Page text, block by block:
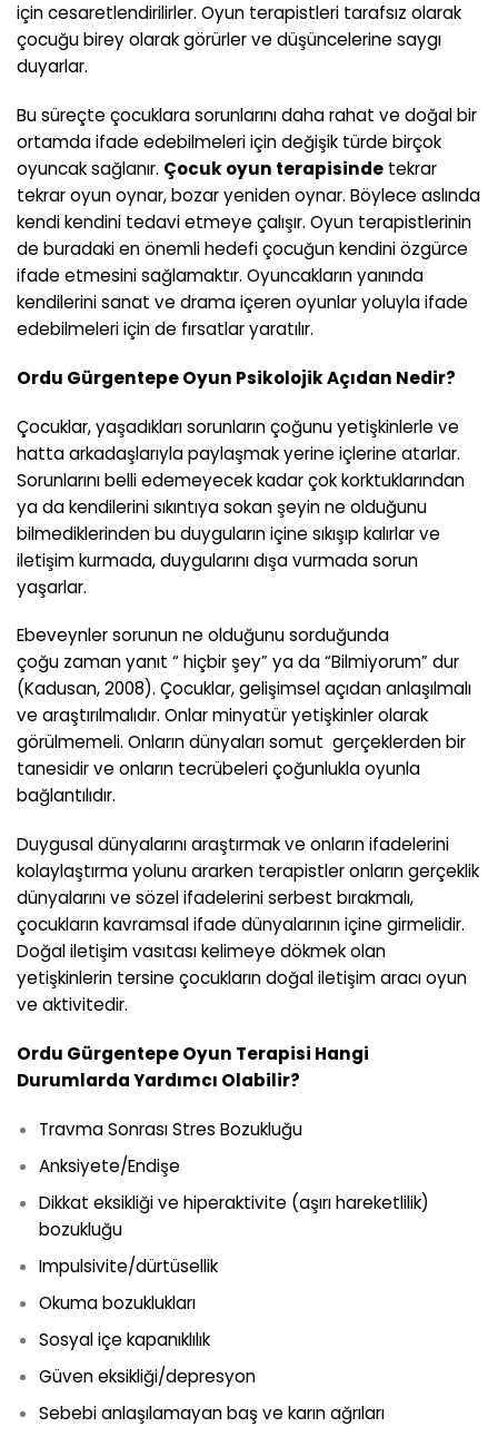
için cesaretlendirilirler. Oyun terapistleri tarafsız olarak
çocuğu birey olarak görürler ve düşüncelerine saygı
duyarlar.
Bu süreçte çocuklara sorunlarını daha rahat ve doğal bir
ortamda ifade edebilmeleri için değişik türde birçok
oyuncak sağlanır. Çocuk oyun terapisinde tekrar
tekrar oyun oynar, bozar yeniden oynar. Böylece aslında
kendi kendini tedavi etmeye çalışır. Oyun terapistlerinin
de buradaki en önemli hedefi çocuğun kendini özgürce
ifade etmesini sağlamaktır. Oyuncakların yanında
kendilerini sanat ve drama içeren oyunlar yoluyla ifade
edebilmeleri için de fırsatlar yaratılır.
Ordu GürgentepeOyun Psikolojik Açıdan Nedir?
Çocuklar, yaşadıkları sorunların çoğunu yetişkinlerle ve
hatta arkadaşlarıyla paylaşmak yerine içlerine atarlar.
Sorunlarını belli edemeyecek kadar çok korktuklarından
ya da kendilerini sıkıntıya sokan şeyin ne olduğunu
bilmediklerinden bu duyguların içine sıkışıp kalırlar ve
iletişim kurmada, duygularını dışa vurmada sorun
yaşarlar.
Ebeveynler sorunun ne olduğunu sorduğunda
çoğu zaman yanıt “ hiçbir şey” ya da “Bilmiyorum” dur
(Kadusan, 2008). Çocuklar, gelişimsel açıdan anlaşılmalı
ve araştırılmalıdır. Onlar minyatür yetişkinler olarak
görülmemeli. Onların dünyaları somut gerçeklerden bir
tanesidir ve onların tecrübeleri çoğunlukla oyunla
bağlantılıdır.
Duygusal dünyalarını araştırmak ve onların ifadelerini
kolaylaştırma yolunu ararken terapistler onların gerçeklik
dünyalarını ve sözel ifadelerini serbest bırakmalı,
çocukların kavramsal ifade dünyalarının içine girmelidir.
Doğal iletişim vasıtası kelimeye dökmek olan
yetişkinlerin tersine çocukların doğal iletişim aracı oyun
ve aktivitedir.
Ordu GürgentepeOyun Terapisi Hangi
Durumlarda Yardımcı Olabilir?
Travma Sonrası Stres Bozukluğu
Anksiyete/Endişe
Dikkat eksikliği ve hiperaktivite (aşırı hareketlilik)
bozukluğu
Impulsivite/dürtüsellik
Okuma bozuklukları
Sosyal içe kapanıklılık
Güven eksikliği/depresyon
Sebebi anlaşılamayan baş ve karın ağrıları